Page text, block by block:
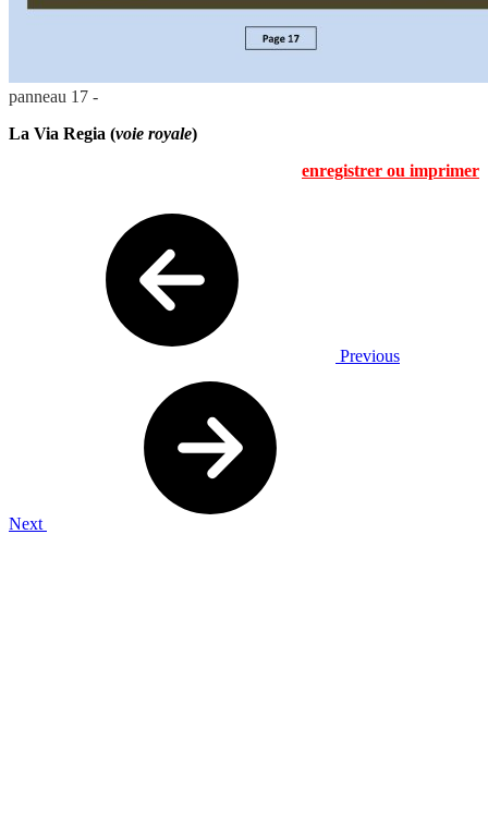
panneau 17 -
La Via Regia (voie royale)
enregistrer ou imprimer
Previous
Next